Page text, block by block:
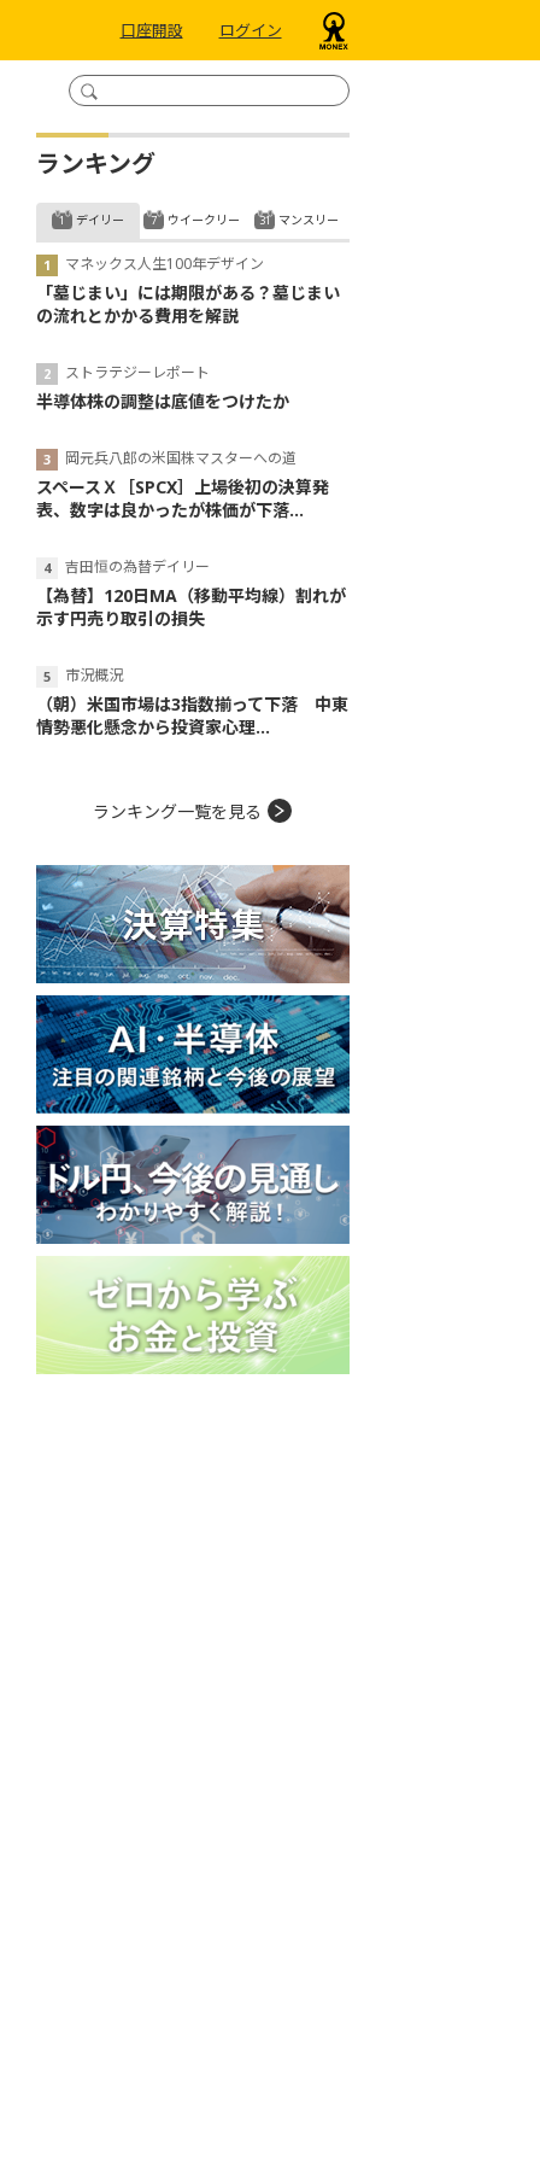
口座開設 ログイン
ランキング
デイリー
マネックス人生100年デザイン
「墓じまい」には期限がある？墓じまい
の流れとかかる費用を解説
ストラテジーレポート
半導体株の調整は底値をつけたか
岡元兵八郎の米国株マスターへの道
スペースＸ［SPCX］上場後初の決算発
表、数字は良かったが株価が下落...
吉田恒の為替デイリー
【為替】120日MA（移動平均線）割れが
示す円売り取引の損失
市況概況
（朝）米国市場は3指数揃って下落 中東
情勢悪化懸念から投資家心理...
ウイークリー マンスリー
ランキング一覧を見る